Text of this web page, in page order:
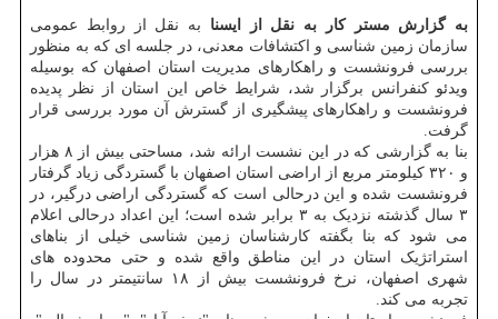
به گزارش مستر کار به نقل از ایسنا به نقل از روابط عمومی
سازمان زمین شناسی و اکتشافات معدنی، در جلسه ای که به منظور
بررسی فرونشست و راهکارهای مدیریت استان اصفهان که بوسیله
ویدئو کنفرانس برگزار شد، شرایط خاص این استان از نظر پدیده
فرونشست و راهکارهای پیشگیری از گسترش آن مورد بررسی قرار
گرفت.
بنا به گزارشی که در این نشست ارائه شد، مساحتی بیش از ۸ هزار
و ۳۲۰ کیلومتر مربع از اراضی استان اصفهان با گستردگی زیاد گرفتار
فرونشست شده و این درحالی است که گستردگی اراضی درگیر، در
۳ سال گذشته نزدیک به ۳ برابر شده است؛ این اعداد درحالی اعلام
می شود که بنا بگفته کارشناسان زمین شناسی خیلی از بناهای
استراتژیک استان در این مناطق واقع شده و حتی محدوده های
شهری اصفهان، نرخ فرونشست بیش از ۱۸ سانتیمتر در سال را
تجربه می کند.